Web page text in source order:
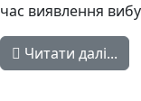
час виявлення
Читати далі...